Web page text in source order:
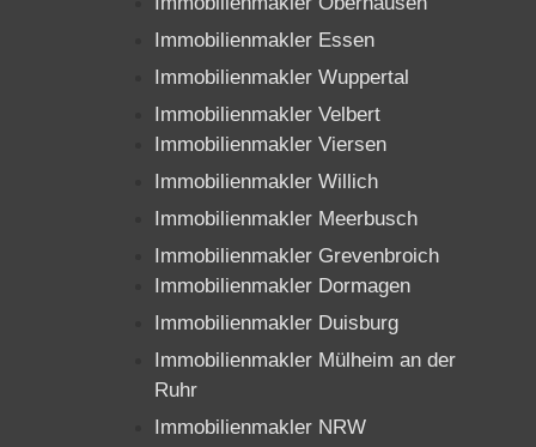
Immobilienmakler Essen
Immobilienmakler Wuppertal
Immobilienmakler Velbert
Immobilienmakler Viersen
Immobilienmakler Willich
Immobilienmakler Meerbusch
Immobilienmakler Grevenbroich
Immobilienmakler Dormagen
Immobilienmakler Duisburg
Immobilienmakler Mülheim an der
Ruhr
Immobilienmakler NRW